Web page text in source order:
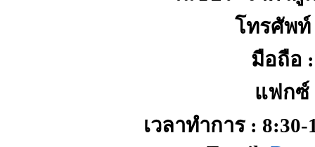
โทรศัพท์
มือถือ :
แฟกซ์
เวลาทำการ :